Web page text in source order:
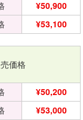
¥50,900
¥53,100
価格
¥50,200
¥53,000